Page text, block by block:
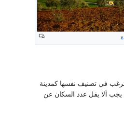
.
للقرى التي ترغب في تصنيف نفسها كمدينة
المتطلبات أقل حيث يجب ألا يقل عدد السكان عن